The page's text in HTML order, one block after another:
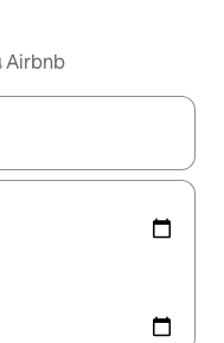
Airbnb
เพื่อสำรวจผลการค้นหา